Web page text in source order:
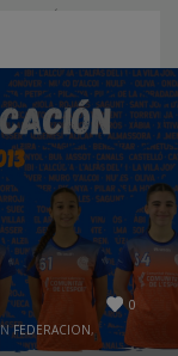
DE LA
0
FEDERACION,